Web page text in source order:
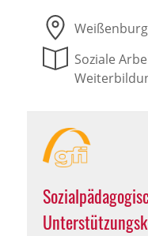
Weißenburg
Soziale